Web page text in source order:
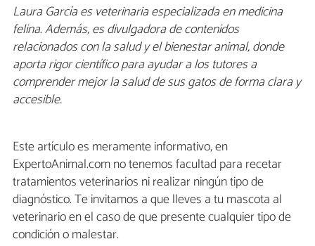
Laura García es veterinaria especializada en medicina
felina. Además, es divulgadora de contenidos
relacionados con la salud y el bienestar animal, donde
aporta rigor científico para ayudar a los tutores a
comprender mejor la salud de sus gatos de forma clara y
accesible.
Este artículo es meramente informativo, en
ExpertoAnimal.com no tenemos facultad para recetar
tratamientos veterinarios ni realizar ningún tipo de
diagnóstico. Te invitamos a que lleves a tu mascota al
veterinario en el caso de que presente cualquier tipo de
condición o malestar.